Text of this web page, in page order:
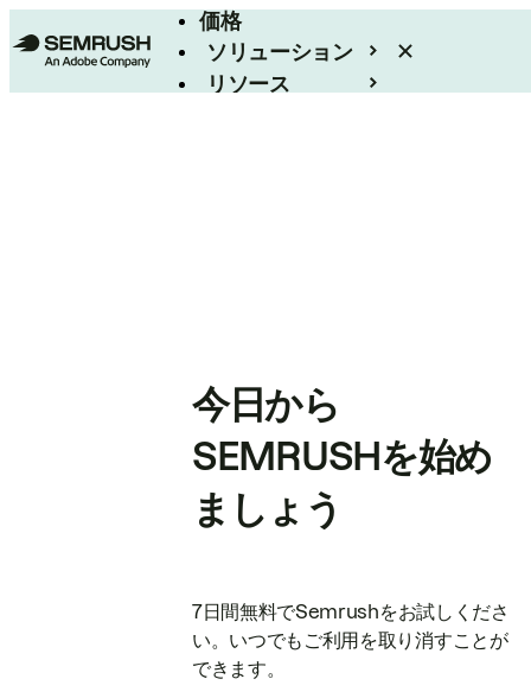
価格
ソリューション
リソース
今日から
SEMRUSHを始め
ましょう
7日間無料でSemrushをお試しくださ
い。いつでもご利用を取り消すことが
できます。